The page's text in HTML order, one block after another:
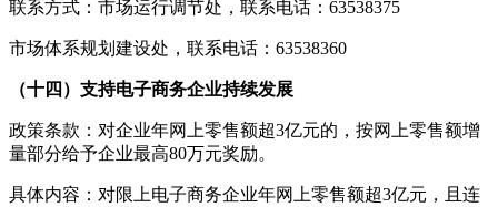
联系方式：市场运行调节处，联系电话：63538375
市场体系规划建设处，联系电话：63538360
（十四）支持电子商务企业持续发展
政策条款：对企业年网上零售额超3亿元的，按网上零售额增
量部分给予企业最高80万元奖励。
具体内容：对限上电子商务企业年网上零售额超3亿元，且连